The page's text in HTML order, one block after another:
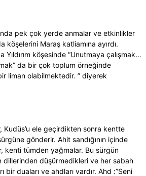
pek çok yerde anmalar ve etkinlikler
Maraş katliamına ayırdı.
Yıldırım köşesinde “Unutmaya çalışmak…
da bir çok toplum örneğinde
liman olabilmektedir. ” diyerek
Kudüs’u ele geçirdikten sonra kentte
gönderir. Ahit sandığının içinde
kenti tümden yağmalar. Bu sürgün
dillerinden düşürmedikleri ve her sabah
bir duaları ve ahdları vardır. Ahd :”Seni